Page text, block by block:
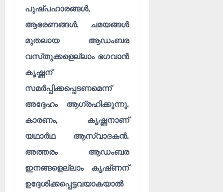
പുഷ്‌പഹാരങ്ങൾ,
ആഭരണങ്ങൾ, ചമയങ്ങൾ
മുതലായ ആഡംബര
വസ്‌തുക്കളെല്ലാം ഭഗവാൻ
കൃഷ്ണന്
സമർപ്പിക്കപ്പെടണമെന്ന്
അദ്ദേഹം ആഗ്രഹിക്കുന്നു.
കാരണം, കൃഷ്ണനാണ്
യഥാർഥ ആസ്വാദകൻ.
അത്തരം ആഡംബര
ഇനങ്ങളെല്ലാം കൃഷ്‌ണന്
ഉദ്ദേശിക്കപ്പെട്ടവയാകയാൽ